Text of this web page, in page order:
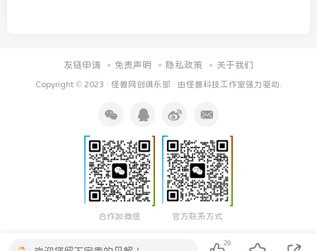
友链申请 免责声明 隐私政策 关于我们
Copyright © 2023 · 怪兽网创俱乐部 · 由怪兽科技工作室强力驱动.
合作加微信 官方联系方式
29